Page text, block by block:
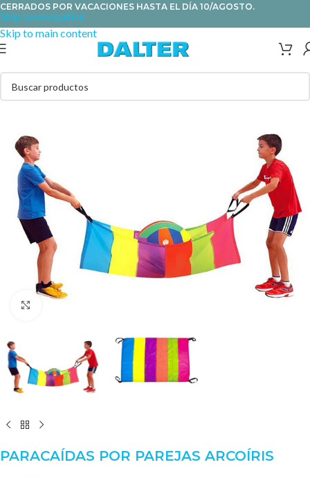
Skip to navigation
Skip to main content
CERRADOS POR VACACIONES HASTA EL DÍA 10/AGOSTO.
PARACAÍDAS POR PAREJAS ARCOÍRIS